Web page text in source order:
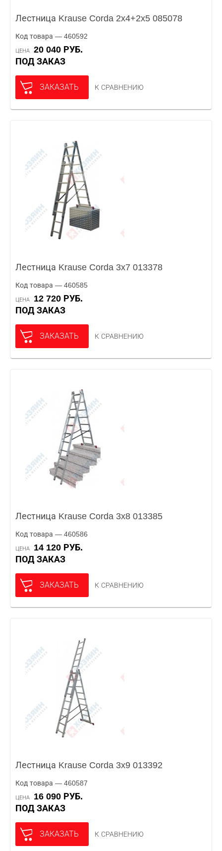
Лестница Krause Corda 2x4+2x5 085078
Код товара — 460592
ЦЕНА
20 040 РУБ.
ПОД ЗАКАЗ
ЗАКАЗАТЬ К СРАВНЕНИЮ
Лестница Krause Corda 3x7 013378
Код товара — 460585
ЦЕНА
12 720 РУБ.
ПОД ЗАКАЗ
ЗАКАЗАТЬ К СРАВНЕНИЮ
Лестница Krause Corda 3x8 013385
Код товара — 460586
ЦЕНА
14 120 РУБ.
ПОД ЗАКАЗ
ЗАКАЗАТЬ К СРАВНЕНИЮ
Лестница Krause Corda 3x9 013392
Код товара — 460587
ЦЕНА
16 090 РУБ.
ПОД ЗАКАЗ
ЗАКАЗАТЬ К СРАВНЕНИЮ